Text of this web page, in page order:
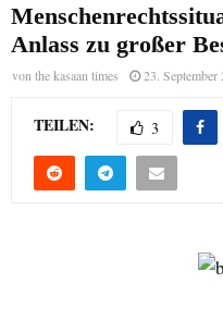
Anlass zu großer
von the kasaan times 23. September
TEILEN: 3